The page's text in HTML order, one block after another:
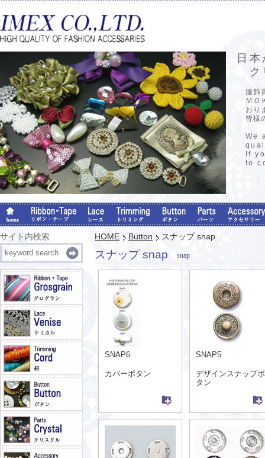
日
ク
服飾
ＭＯ
おり
皆様
We
If
to
サイト内検索 HOME Button スナップ snap
スナップ snap snap
SNAP6
カバーボタン
SNAP5
デザインスナップボ
タン